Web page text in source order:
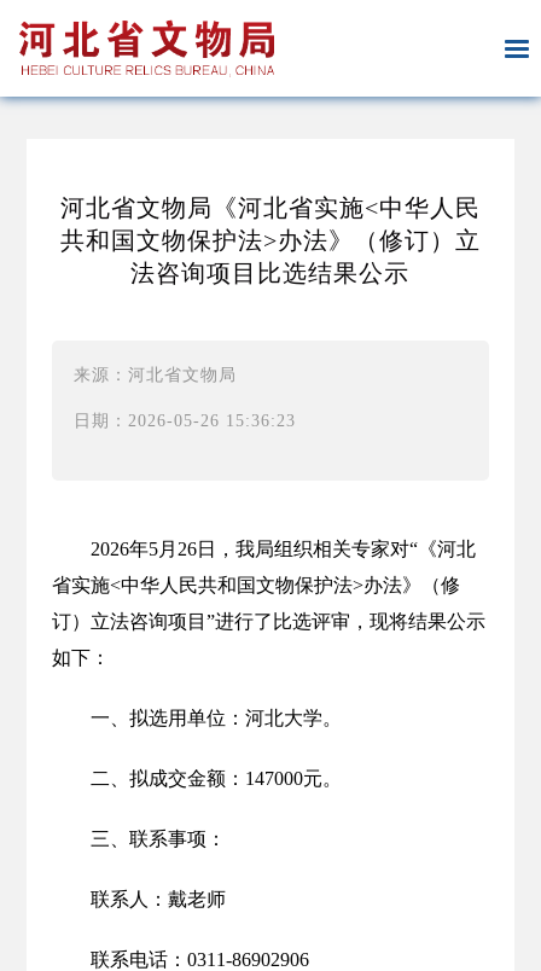
河北省文物局《河北省实施<中华人民
共和国文物保护法>办法》（修订）立
法咨询项目比选结果公示
来源：河北省文物局
日期：2026-05-26 15:36:23
2026年5月26日，我局组织相关专家对“《河北
省实施<中华人民共和国文物保护法>办法》（修
订）立法咨询项目”进行了比选评审，现将结果公示
如下：
一、拟选用单位：河北大学。
二、拟成交金额：147000元。
三、联系事项：
联系人：戴老师
联系电话：0311-86902906